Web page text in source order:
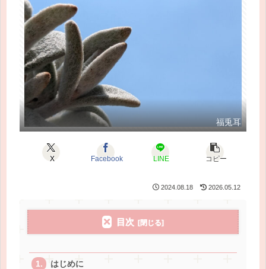
福兎耳
X Facebook LINE コピー
2024.08.18 2026.05.12
目次
はじめに